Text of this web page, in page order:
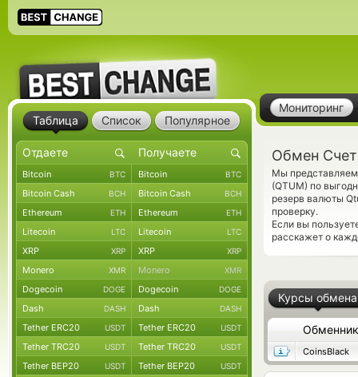
Мониторинг
Обмен Счет
Мы
(QTUM) по
резерв валюты
проверку.
Если вы
расскажет о
Курсы обмена
Обменник
CoinsBlack
Таблица Список Популярное
Bitcoin BTC Bitcoin BTC
Bitcoin Cash BCH Bitcoin Cash BCH
Ethereum ETH Ethereum ETH
Litecoin LTC Litecoin LTC
XRP XRP XRP XRP
Monero XMR Monero XMR
Dogecoin DOGE Dogecoin DOGE
Dash DASH Dash DASH
Tether ERC20 USDT Tether ERC20 USDT
Tether TRC20 USDT Tether TRC20 USDT
Tether BEP20 USDT Tether BEP20 USDT